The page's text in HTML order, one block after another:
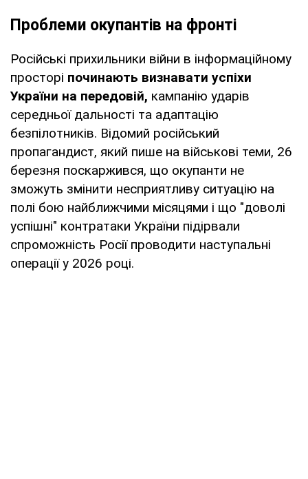
Проблеми окупантів на фронті
Російські прихильники війни в інформаційному
просторі починають визнавати успіхи
України на передовій, кампанію ударів
середньої дальності та адаптацію
безпілотників. Відомий російський
пропагандист, який пише на військові теми, 26
березня поскаржився, що окупанти не
зможуть змінити несприятливу ситуацію на
полі бою найближчими місяцями і що "доволі
успішні" контратаки України підірвали
спроможність Росії проводити наступальні
операції у 2026 році.